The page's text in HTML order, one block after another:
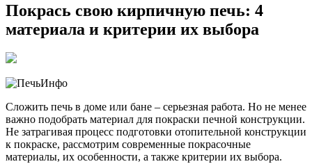
Покрась свою кирпичную печь: 4
материала и критерии их выбора
Сложить печь в доме или бане – серьезная работа. Но не менее
важно подобрать материал для покраски печной конструкции.
Не затрагивая процесс подготовки отопительной конструкции
к покраске, рассмотрим современные покрасочные
материалы, их особенности, а также критерии их выбора.